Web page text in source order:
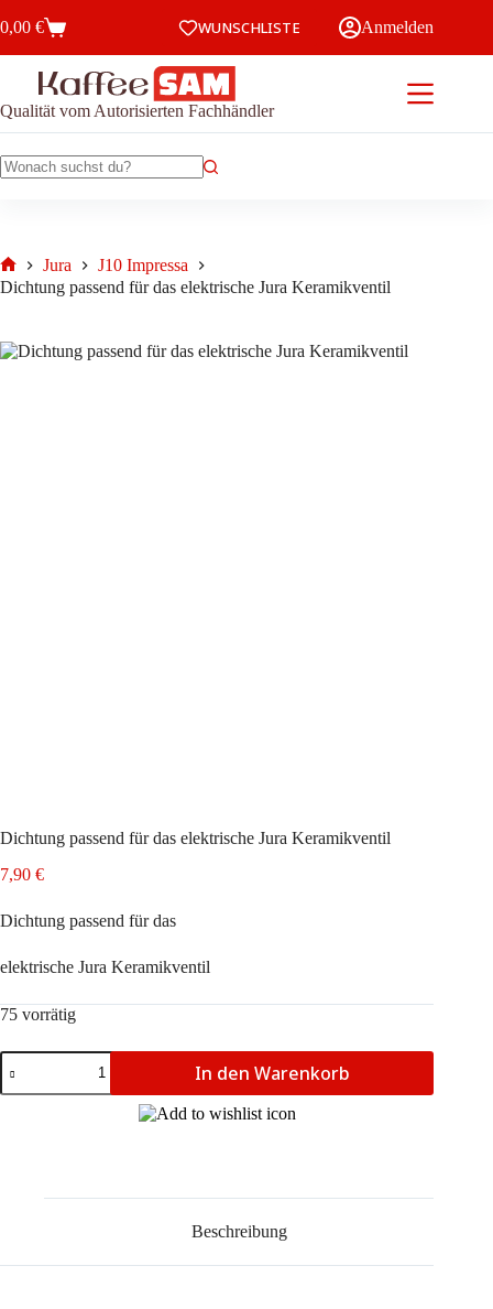
Inhalt
Warenkorb
0,00 € WUNSCHLISTE Anmelden
Qualität vom Autorisierten Fachhändler
Start
Jura
J10 Impressa
Dichtung passend für das elektrische Jura Keramikventil
Dichtung passend für das elektrische Jura Keramikventil
7,90 €
Dichtung passend für das
elektrische Jura Keramikventil
75 vorrätig
Dichtung
passend
für
In den Warenkorb
Beschreibung